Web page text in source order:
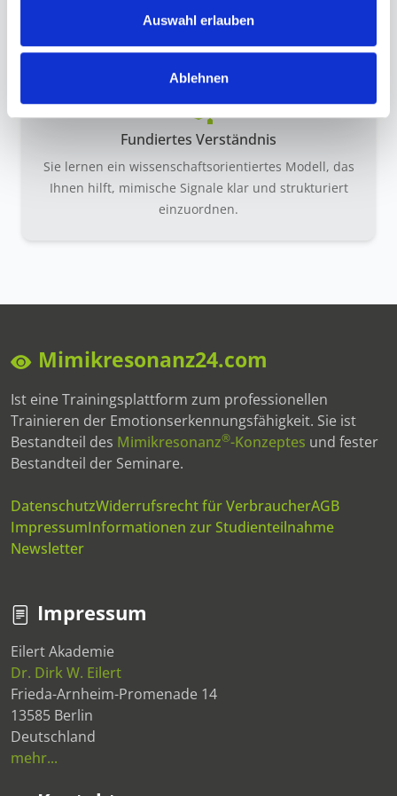
Auswahl erlauben
Ablehnen
und gewinnen mehr Orientierung in Gesprächen.
Fundiertes Verständnis
Sie lernen ein wissenschaftsorientiertes Modell, das
Ihnen hilft, mimische Signale klar und strukturiert
einzuordnen.
Mimikresonanz24.com
Ist eine Trainingsplattform zum professionellen
Trainieren der Emotionserkennungsfähigkeit. Sie ist
Bestandteil des Mimikresonanz®-Konzeptes und fester
Bestandteil der Seminare.
DatenschutzWiderrufsrecht für VerbraucherAGB
ImpressumInformationen zur Studienteilnahme
Newsletter
Impressum
Eilert Akademie
Dr. Dirk W. Eilert
Frieda-Arnheim-Promenade 14
13585 Berlin
Deutschland
mehr...